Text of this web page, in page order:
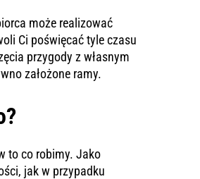
może realizować
Ci poświęcać tyle czasu
przygody z własnym
założone ramy.
to co robimy. Jako
jak w przypadku